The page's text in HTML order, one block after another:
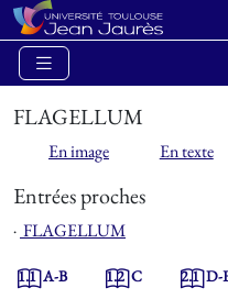
FLAGELLUM
En image En texte
Entrées proches
⋅ FLAGELLUM
1.1A-B 1.2C 2.1D-